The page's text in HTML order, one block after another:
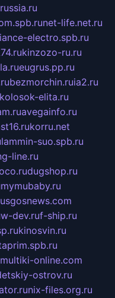
net-life.net.ru
electro.spb.ru
kinzozo-ru.ru
eugrus.pp.ru
bezmorchin.ruia2.ru
kolosok-elita.ru
avegainfo.ru
korru.net
lammin-suo.spb.ru
line.ru
dugshop.ru
mymubaby.ru
w-dev.ruf-ship.ru
kinosvin.ru
multiki-online.com
ostrov.ru
nix-files.org.ru